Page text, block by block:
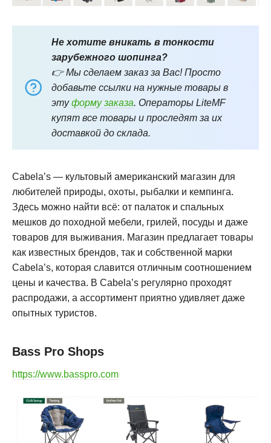
Не хотите вникать в тонкости
зарубежного шопинга?
👉 Мы сделаем заказ за Вас! Просто
добавьте ссылки на нужные товары в
этуформу заказа. Операторы LiteMF
купят все товары и проследят за их
доставкой до склада.
Cabela’s — культовый американский магазин для
любителей природы, охоты, рыбалки и кемпинга.
Здесь можно найти всё: от палаток и спальных
мешков до походной мебели, грилей, посуды и даже
товаров для выживания. Магазин предлагает товары
как известных брендов, так и собственной марки
Cabela’s, которая славится отличным соотношением
цены и качества. В Cabela’s регулярно проходят
распродажи, а ассортимент приятно удивляет даже
опытных туристов.
Bass Pro Shops
https://www.basspro.com